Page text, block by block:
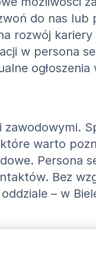
do nas
rozwój
w persona
warto
Persona
Bez
– w